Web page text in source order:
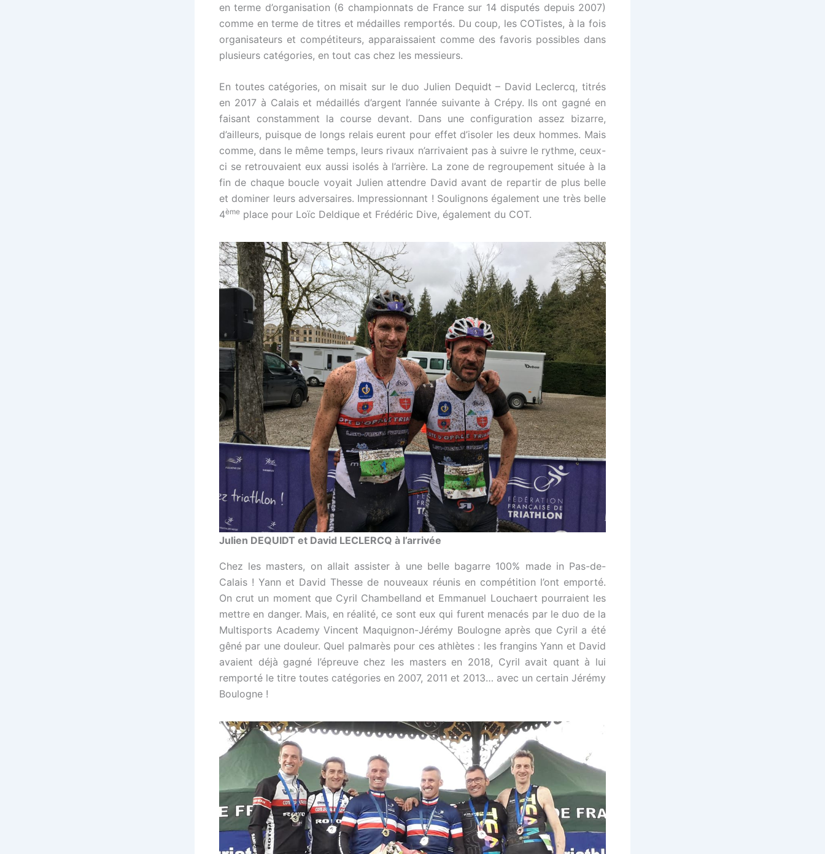
en terme d’organisation (6 championnats de France sur 14 disputés depuis 2007)
comme en terme de titres et médailles remportés. Du coup, les COTistes, à la fois
organisateurs et compétiteurs, apparaissaient comme des favoris possibles dans
plusieurs catégories, en tout cas chez les messieurs.
En toutes catégories, on misait sur le duo Julien Dequidt – David Leclercq, titrés
en 2017 à Calais et médaillés d’argent l’année suivante à Crépy. Ils ont gagné en
faisant constamment la course devant. Dans une configuration assez bizarre,
d’ailleurs, puisque de longs relais eurent pour effet d’isoler les deux hommes. Mais
comme, dans le même temps, leurs rivaux n’arrivaient pas à suivre le rythme, ceux-
ci se retrouvaient eux aussi isolés à l’arrière. La zone de regroupement située à la
fin de chaque boucle voyait Julien attendre David avant de repartir de plus belle
et dominer leurs adversaires. Impressionnant ! Soulignons également une très belle
4ème place pour Loïc Deldique et Frédéric Dive, également du COT.
Julien DEQUIDT et David LECLERCQ à l’arrivée
Chez les masters, on allait assister à une belle bagarre 100% made in Pas-de-
Calais ! Yann et David Thesse de nouveaux réunis en compétition l’ont emporté.
On crut un moment que Cyril Chambelland et Emmanuel Louchaert pourraient les
mettre en danger. Mais, en réalité, ce sont eux qui furent menacés par le duo de la
Multisports Academy Vincent Maquignon-Jérémy Boulogne après que Cyril a été
gêné par une douleur. Quel palmarès pour ces athlètes : les frangins Yann et David
avaient déjà gagné l’épreuve chez les masters en 2018, Cyril avait quant à lui
remporté le titre toutes catégories en 2007, 2011 et 2013… avec un certain Jérémy
Boulogne !